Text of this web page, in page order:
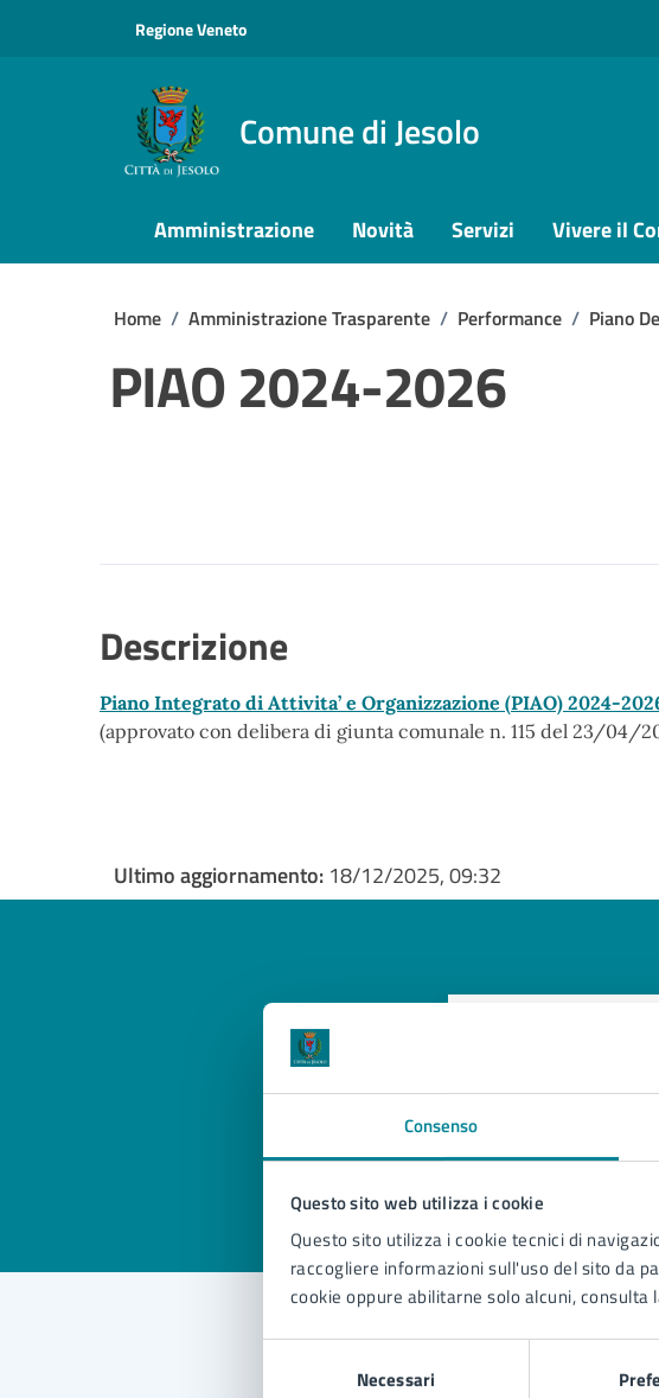
Consenso
Questo sito web utilizza i cookie
Questo sito utilizza i cookie tecnici di
raccogliere informazioni sull'uso del sito da
cookie oppure abilitarne solo alcuni, consulta
Necessari
Regione Veneto
Comune di Jesolo
Amministrazione Novità Servizi Vivere il
Home / Amministrazione Trasparente / Performance / Piano
PIAO 2024-2026
Descrizione
Piano Integrato di Attivita’ e Organizzazione (PIAO) 2024-
(approvato con delibera di giunta comunale n. 115 del 23/04/
Ultimo aggiornamento: 18/12/2025, 09:32
Valuta
Valuta 4
Valuta 3 stelle
Valuta 2 stelle su
Valuta 1 stelle su 5
Contatta il